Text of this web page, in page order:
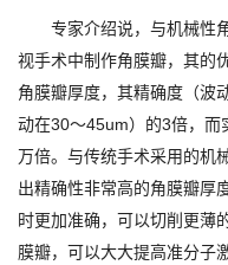
专家介绍说，与机械性角
视手术中制作角膜瓣，其的
角膜瓣厚度，其精确度（波
动在30～45um）的3倍，而
万倍。与传统手术采用的机
出精确性非常高的角膜瓣厚
时更加准确，可以切削更薄
膜瓣，可以大大提高准分子